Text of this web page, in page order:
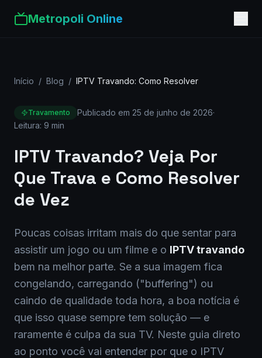
Metropoli Online
Início / Blog / IPTV Travando: Como Resolver
Travamento Publicado em 25 de junho de 2026·
Leitura: 9 min
IPTV Travando? Veja Por
Que Trava e Como Resolver
de Vez
Poucas coisas irritam mais do que sentar para
assistir um jogo ou um filme e o IPTV travando
bem na melhor parte. Se a sua imagem fica
congelando, carregando ("buffering") ou
caindo de qualidade toda hora, a boa notícia é
que isso quase sempre tem solução — e
raramente é culpa da sua TV. Neste guia direto
ao ponto você vai entender por que o IPTV